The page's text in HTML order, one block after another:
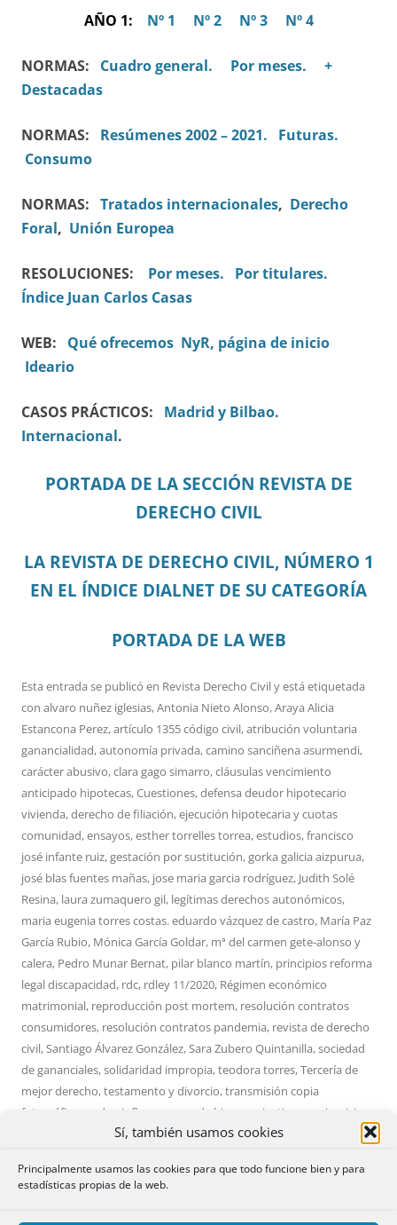
Sí, también usamos cookies
Principalmente usamos las cookies para que todo funcione bien y para
estadísticas propias de la web.
AÑO 1: Nº 1 Nº 2 Nº 3 Nº 4
NORMAS: Cuadro general. Por meses.
+
Destacadas
NORMAS: Resúmenes 2002 – 2021.
Futuras.
Consumo
NORMAS: Tratados internacionales, Derecho
Foral, Unión Europea
RESOLUCIONES: Por meses.
Por titulares.
Índice Juan Carlos Casas
WEB: Qué ofrecemos NyR, página de inicio
Ideario
CASOS PRÁCTICOS: Madrid y Bilbao.
Internacional.
PORTADA DE LA SECCIÓN REVISTA DE
DERECHO CIVIL
LA REVISTA DE DERECHO CIVIL, NÚMERO 1
EN EL ÍNDICE DIALNET DE SU CATEGORÍA
PORTADA DE LA WEB
Esta entrada se publicó en Revista Derecho Civily está etiquetada
con alvaro nuñez iglesias,Antonia Nieto Alonso,Araya Alicia
Estancona Perez,artículo 1355 código civil,atribución voluntaria
ganancialidad,autonomía privada,camino sanciñena asurmendi,
carácter abusivo,clara gago simarro,cláusulas vencimiento
anticipado hipotecas,Cuestiones,defensa deudor hipotecario
vivienda,derecho de filiación,ejecución hipotecaria y cuotas
comunidad,ensayos,esther torrelles torrea,estudios,francisco
josé infante ruiz,gestación por sustitución,gorka galicia aizpurua,
josé blas fuentes mañas, jose maria garcia rodríguez, Judith Solé
Resina, laura zumaquero gil, legítimas derechos autonómicos,
maria eugenia torres costas. eduardo vázquez de castro, María Paz
García Rubio, Mónica García Goldar, mª del carmen gete-alonso y
calera, Pedro Munar Bernat, pilar blanco martín, principios reforma
legal discapacidad, rdc, rdley 11/2020, Régimen económico
matrimonial, reproducción post mortem, resolución contratos
consumidores, resolución contratos pandemia, revista de derecho
civil,Santiago Álvarez González,Sara Zubero Quintanilla,sociedad
de gananciales,solidaridad impropia,teodora torres,Tercería de
mejor derecho,testamento y divorcio,transmisión copia
fotográfica
undue influence uso de bienes privativos varia
vicio
del consentimiento, Víctor Bastante Granellen04/07/2021